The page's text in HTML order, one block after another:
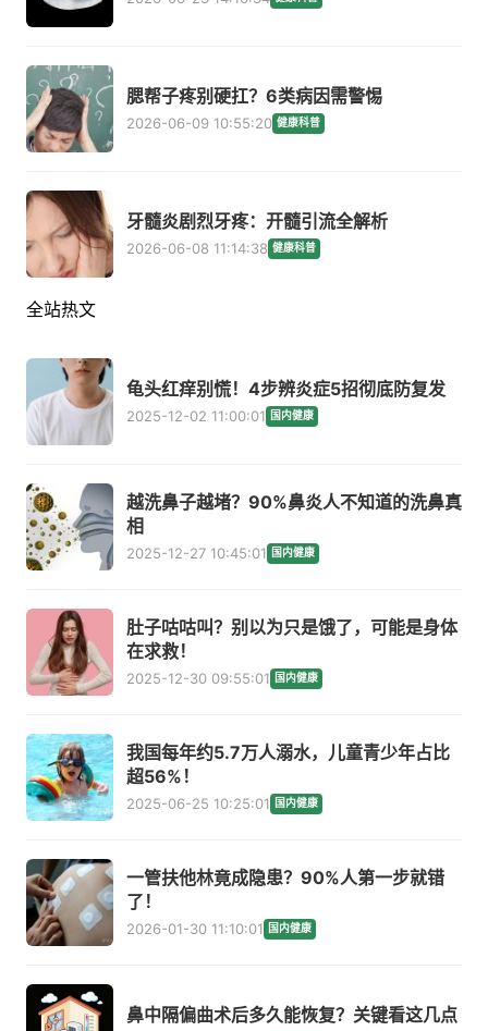
腮帮子疼别硬扛？6类病因需警惕
2026-06-09 10:55:20 健康科普
牙髓炎剧烈牙疼：开髓引流全解析
2026-06-08 11:14:38 健康科普
全站热文
龟头红痒别慌！4步辨炎症5招彻底防复发
2025-12-02 11:00:01 国内健康
越洗鼻子越堵？90%鼻炎人不知道的洗鼻真
相
2025-12-27 10:45:01 国内健康
肚子咕咕叫？别以为只是饿了，可能是身体
在求救！
2025-12-30 09:55:01 国内健康
我国每年约5.7万人溺水，儿童青少年占比
超56%！
2025-06-25 10:25:01 国内健康
一管扶他林竟成隐患？90%人第一步就错
了！
2026-01-30 11:10:01 国内健康
鼻中隔偏曲术后多久能恢复？关键看这几点